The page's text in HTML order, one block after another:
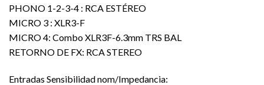
PHONO 1-2-3-4 : RCA ESTÉREO
MICRO 3 : XLR3-F
MICRO 4: Combo XLR3F-6.3mm TRS BAL
RETORNO DE FX: RCA STEREO
Entradas Sensibilidad nom/Impedancia: